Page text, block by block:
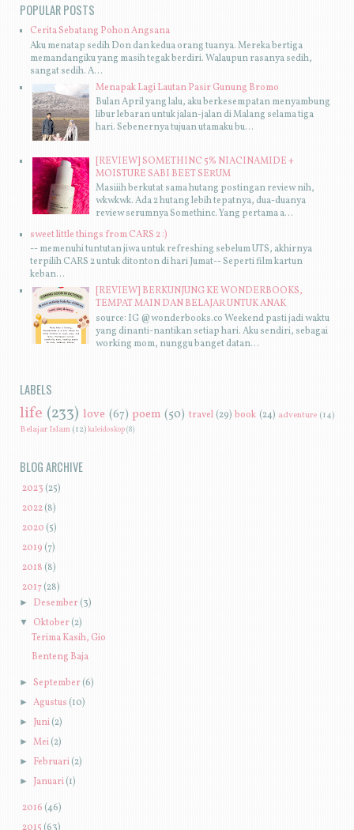
POPULAR POSTS
Cerita Sebatang Pohon Angsana
Aku menatap sedih Don dan kedua orang tuanya. Mereka bertiga
memandangiku yang masih tegak berdiri. Walaupun rasanya sedih,
sangat sedih. A...
Menapak Lagi Lautan Pasir Gunung Bromo
Bulan April yang lalu, aku berkesempatan menyambung
libur lebaran untuk jalan-jalan di Malang selama tiga
hari. Sebenernya tujuan utamaku bu...
[REVIEW] SOMETHINC 5% NIACINAMIDE +
MOISTURE SABI BEET SERUM
Masiiih berkutat sama hutang postingan review nih,
wkwkwk. Ada 2 hutang lebih tepatnya, dua-duanya
review serumnya Somethinc. Yang pertama a...
sweet little things from CARS 2 :)
-- memenuhi tuntutan jiwa untuk refreshing sebelum UTS, akhirnya
terpilih CARS 2 untuk ditonton di hari Jumat-- Seperti film kartun
keban...
[REVIEW] BERKUNJUNG KE WONDERBOOKS,
TEMPAT MAIN DAN BELAJAR UNTUK ANAK
source: IG @wonderbooks.co Weekend pasti jadi waktu
yang dinanti-nantikan setiap hari. Aku sendiri, sebagai
working mom, nunggu banget datan...
LABELS
life (233) love (67) poem (50) travel (29) book (24) adventure (14)
Belajar Islam (12)kaleidoskop(8)
BLOG ARCHIVE
2023 (25)
2022 (8)
2020(5)
2019 (7)
2018 (8)
2017(28)
► Desember(3)
▼ Oktober(2)
Terima Kasih, Gio
Benteng Baja
► September(6)
►Agustus (10)
► Juni(2)
►Mei(2)
► Februari(2)
► Januari(1)
2016 (46)